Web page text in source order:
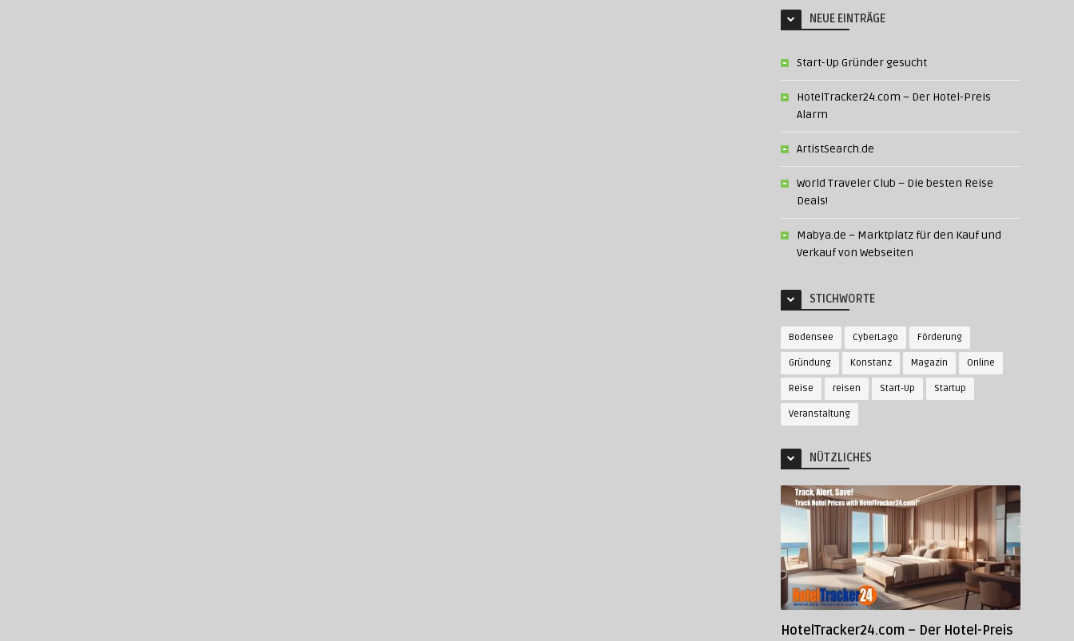
NEUE EINTRÄGE
Start-Up Gründer gesucht
HotelTracker24.com – Der Hotel-Preis
Alarm
ArtistSearch.de
World Traveler Club – Die besten Reise
Deals!
Mabya.de – Marktplatz für den Kauf und
Verkauf von Webseiten
STICHWORTE
Bodensee CyberLago Förderung
Gründung Konstanz Magazin Online
Reise reisen Start-Up Startup
Veranstaltung
NÜTZLICHES
HotelTracker24.com – Der Hotel-Preis